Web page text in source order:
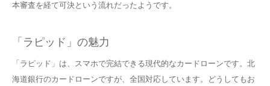
本審査を経て可決という流れだったようです。
「ラピッド」の魅力
「ラピッド」は、スマホで完結できる現代的なカードローンです。北
海道銀行のカードローンですが、全国対応しています。どうしてもお